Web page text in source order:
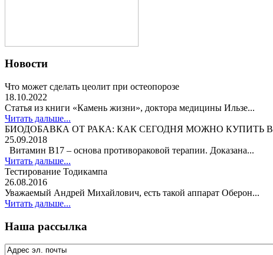
Новости
Что может сделать цеолит при остеопорозе
18.10.2022
Статья из книги «Камень жизни», доктора медицины Ильзе...
Читать дальше...
БИОДОБАВКА ОТ РАКА: КАК СЕГОДНЯ МОЖНО КУПИТЬ
25.09.2018
Витамин В17 – основа противораковой терапии. Доказана...
Читать дальше...
Тестирование Тодикампа
26.08.2016
Уважаемый Андрей Михайлович, есть такой аппарат Оберон...
Читать дальше...
Наша рассылка